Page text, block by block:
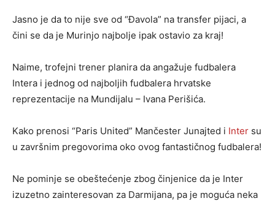
Jasno je da to nije sve od “Đavola” na transfer pijaci, a
čini se da je Murinjo najbolje ipak ostavio za kraj!
Naime, trofejni trener planira da angažuje fudbalera
Intera i jednog od najboljih fudbalera hrvatske
reprezentacije na Mundijalu – Ivana Perišića.
Kako prenosi “Paris United” Mančester Junajted i Inter su
u završnim pregovorima oko ovog fantastičnog fudbalera!
Ne pominje se obeštećenje zbog činjenice da je Inter
izuzetno zainteresovan za Darmijana, pa je moguća neka